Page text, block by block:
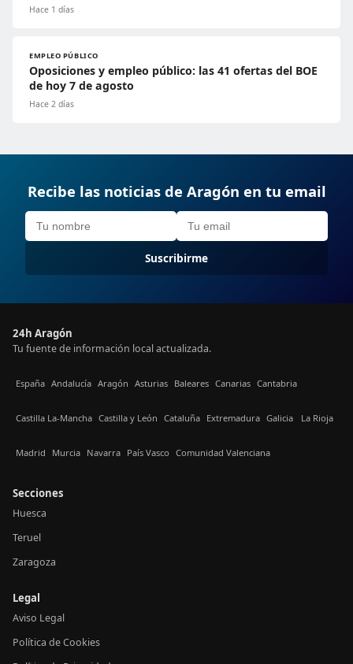
Hace 1 días
EMPLEO PÚBLICO
Oposiciones y empleo público: las 41 ofertas del BOE
de hoy 7 de agosto
Hace 2 días
Recibe las noticias de Aragón en tu email
Suscribirme
24h Aragón
Tu fuente de información local actualizada.
España Andalucía Aragón Asturias Baleares Canarias Cantabria
Castilla La-Mancha Castilla y León Cataluña Extremadura Galicia La Rioja
Madrid Murcia Navarra País Vasco Comunidad Valenciana
Secciones
Huesca
Teruel
Zaragoza
Legal
Aviso Legal
Política de Cookies